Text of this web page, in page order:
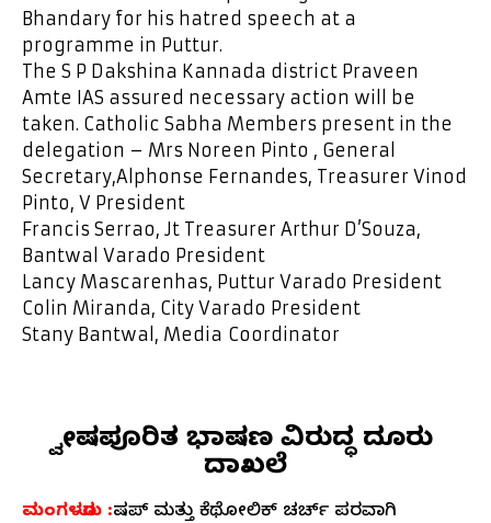
Bhandary for his hatred speech at a
programme in Puttur.
The S P Dakshina Kannada district Praveen
Amte IAS assured necessary action will be
taken. Catholic Sabha Members present in the
delegation – Mrs Noreen Pinto , General
Secretary,Alphonse Fernandes, Treasurer Vinod
Pinto, V President
Francis Serrao, Jt Treasurer Arthur D’Souza,
Bantwal Varado President
Lancy Mascarenhas, Puttur Varado President
Colin Miranda, City Varado President
Stany Bantwal, Media Coordinator
ದ್ವೇಷಪೂರಿತ ಭಾಷಣ ವಿರುದ್ಧ ದೂರು
ದಾಖಲೆ
ಮಂಗಳೂರು :ಬಿಷಪ್ ಮತ್ತು ಕೆಥೋಲಿಕ್ ಚರ್ಚ್ ಪರವಾಗಿ